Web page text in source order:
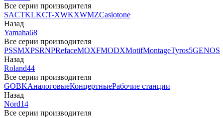
Все серии производителя
SACTKLKCT-XWKXWMZCasiotone
Назад
Yamaha68
Все серии производителя
PSSMXPSRNPRefaceMOXFMODXMotifMontageTyros5GENOS
Назад
Roland44
Все серии производителя
GOBKАналоговыеКонцертныеРабочие станции
Назад
Nord14
Все серии производителя